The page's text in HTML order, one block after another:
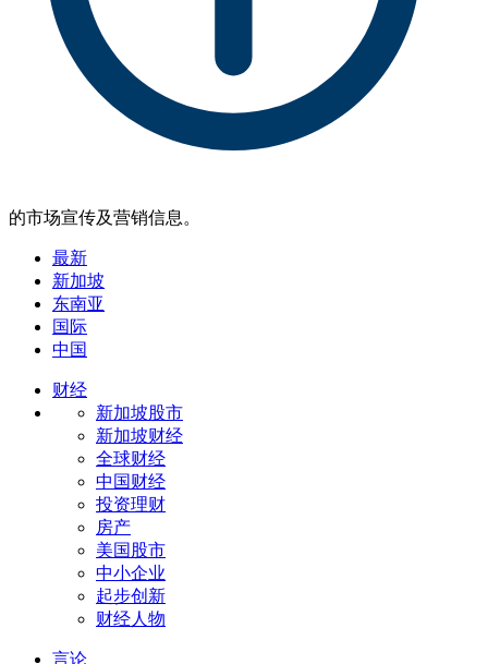
的市场宣传及营销信息。
最新
新加坡
东南亚
国际
中国
财经
新加坡股市
新加坡财经
全球财经
中国财经
投资理财
房产
美国股市
中小企业
起步创新
财经人物
言论